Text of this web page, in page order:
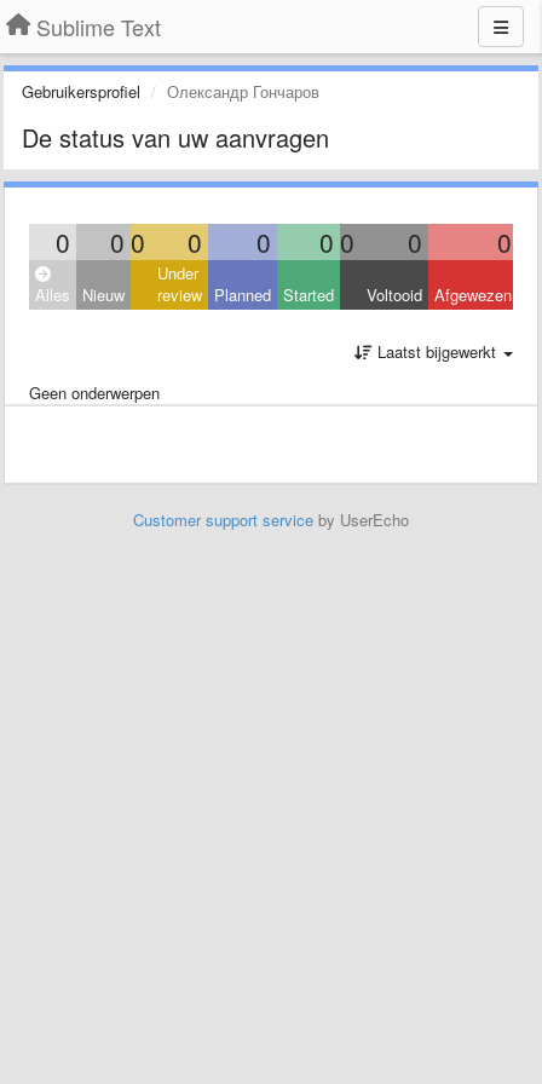
Sublime Text
Gebruikersprofiel Олександр Гончаров
De status van uw aanvragen
0 0 0 0 0 0 0 0 0
Alles Nieuw
Under
review Planned Started Voltooid Afgewezen
Laatst bijgewerkt
Geen onderwerpen
Customer support service by UserEcho